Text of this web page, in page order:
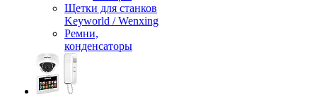
Щетки для станков
Keyworld / Wenxing
Ремни,
конденсаторы